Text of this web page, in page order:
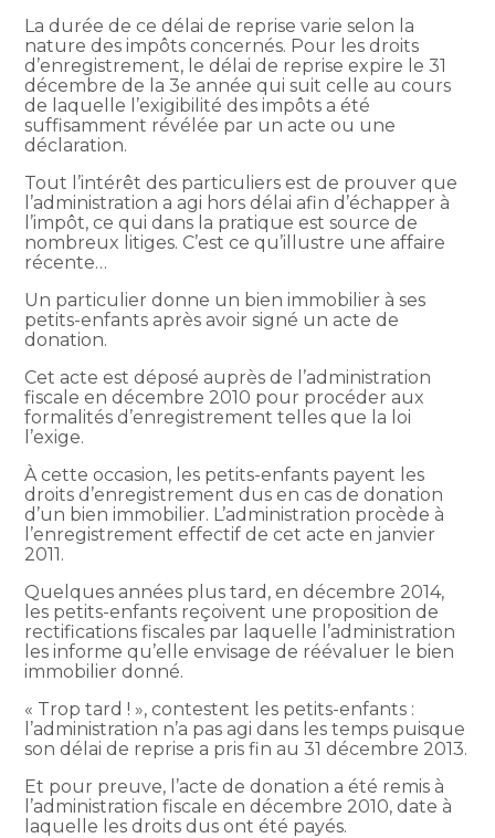
La durée de ce délai de reprise varie selon la
nature des impôts concernés. Pour les droits
d’enregistrement, le délai de reprise expire le 31
décembre de la 3e année qui suit celle au cours
de laquelle l’exigibilité des impôts a été
suffisamment révélée par un acte ou une
déclaration.
Tout l’intérêt des particuliers est de prouver que
l’administration a agi hors délai afin d’échapper à
l’impôt, ce qui dans la pratique est source de
nombreux litiges. C’est ce qu’illustre une affaire
récente…
Un particulier donne un bien immobilier à ses
petits-enfants après avoir signé un acte de
donation.
Cet acte est déposé auprès de l’administration
fiscale en décembre 2010 pour procéder aux
formalités d’enregistrement telles que la loi
l’exige.
À cette occasion, les petits-enfants payent les
droits d’enregistrement dus en cas de donation
d’un bien immobilier. L’administration procède à
l’enregistrement effectif de cet acte en janvier
2011.
Quelques années plus tard, en décembre 2014,
les petits-enfants reçoivent une proposition de
rectifications fiscales par laquelle l’administration
les informe qu’elle envisage de réévaluer le bien
immobilier donné.
« Trop tard ! », contestent les petits-enfants :
l’administration n’a pas agi dans les temps puisque
son délai de reprise a pris fin au 31 décembre 2013.
Et pour preuve, l’acte de donation a été remis à
l’administration fiscale en décembre 2010, date à
laquelle les droits dus ont été payés.